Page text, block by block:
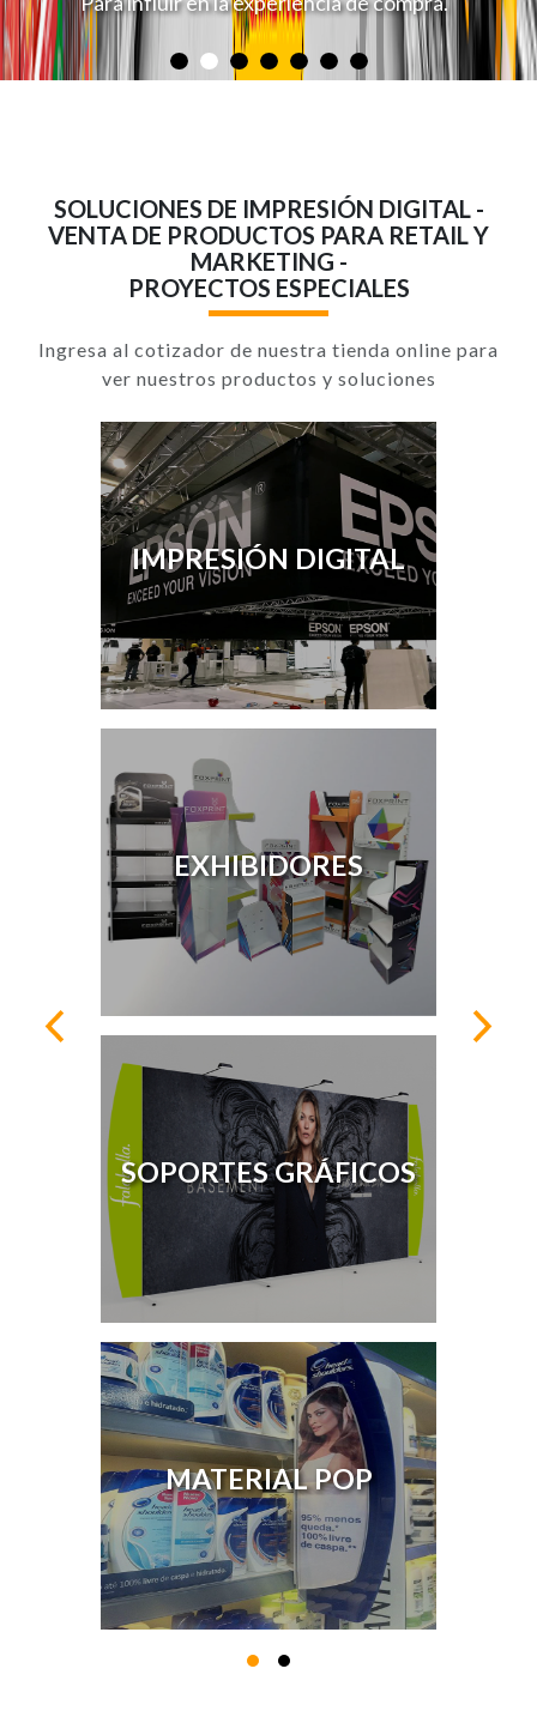
SOLUCIONES DE IMPRESIÓN DIGITAL -
VENTA DE PRODUCTOS PARA RETAIL Y
MARKETING -
PROYECTOS ESPECIALES
Ingresa al cotizador de nuestra tienda online para
ver nuestros productos y soluciones
IMPRESIÓN DIGITAL
EXHIBIDORES
SOPORTES GRÁFICOS
MATERIAL POP